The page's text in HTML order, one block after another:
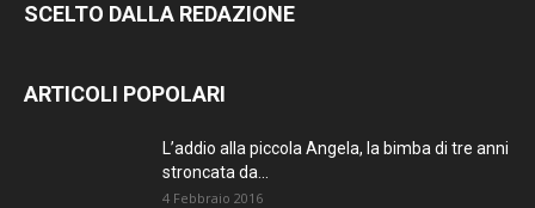
SCELTO DALLA REDAZIONE
ARTICOLI POPOLARI
L’addio alla piccola Angela, la bimba di tre anni
stroncata da...
4 Febbraio 2016